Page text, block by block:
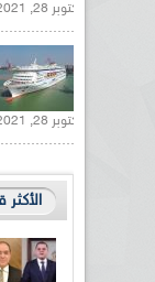
أكتوبر 28, 2021 |
أكتوبر 28, 2021 |
الأكثر